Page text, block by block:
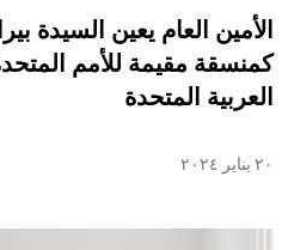
الأمين العام يعين السيدة
كمنسقة مقيمة للأمم
العربية المتحدة
٢٠ يناير ٢٠٢٤